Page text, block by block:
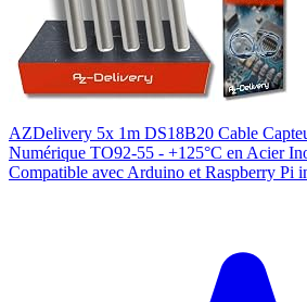
AZDelivery 5x 1m DS18B20 Cable
Numérique TO92-55 - +125°C en Acier
Compatible avec Arduino et Raspberry Pi